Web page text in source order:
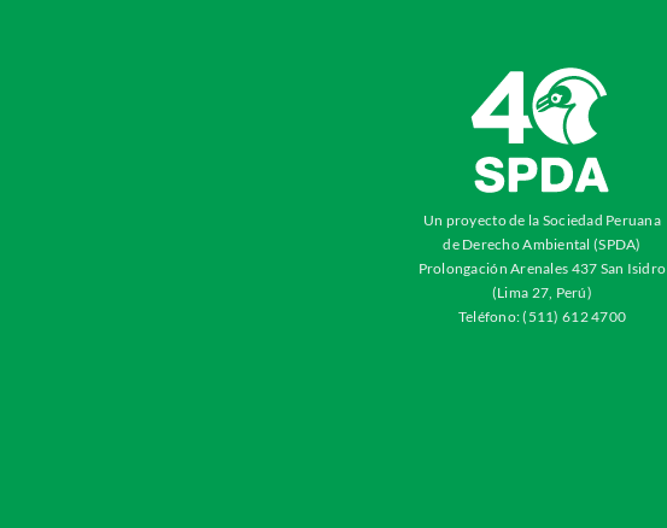
Un proyecto de la Sociedad Peruana
de Derecho Ambiental (SPDA)
Prolongación Arenales 437 San Isidro
(Lima 27, Perú)
Teléfono: (511) 612 4700